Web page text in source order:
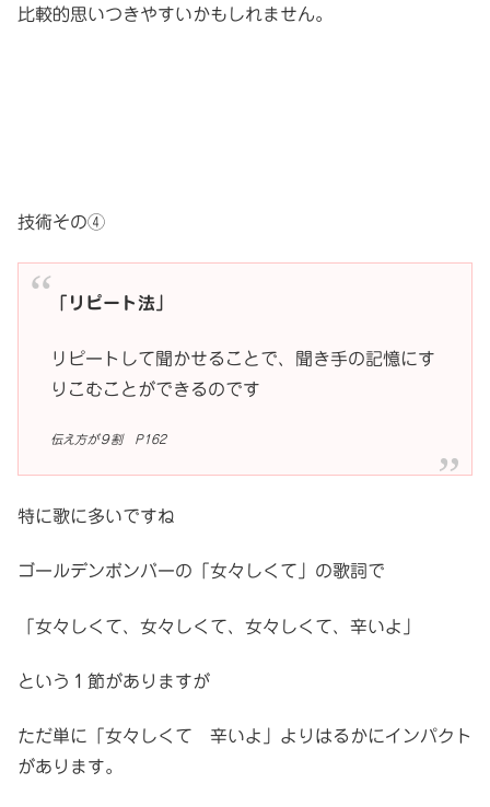
比較的思いつきやすいかもしれません。
技術その④
「リピート法」
リピートして聞かせることで、聞き手の記憶にす
りこむことができるのです
伝え方が９割 P162
特に歌に多いですね
ゴールデンボンバーの「女々しくて」の歌詞で
「女々しくて、女々しくて、女々しくて、辛いよ」
という１節がありますが
ただ単に「女々しくて 辛いよ」よりはるかにインパクト
があります。